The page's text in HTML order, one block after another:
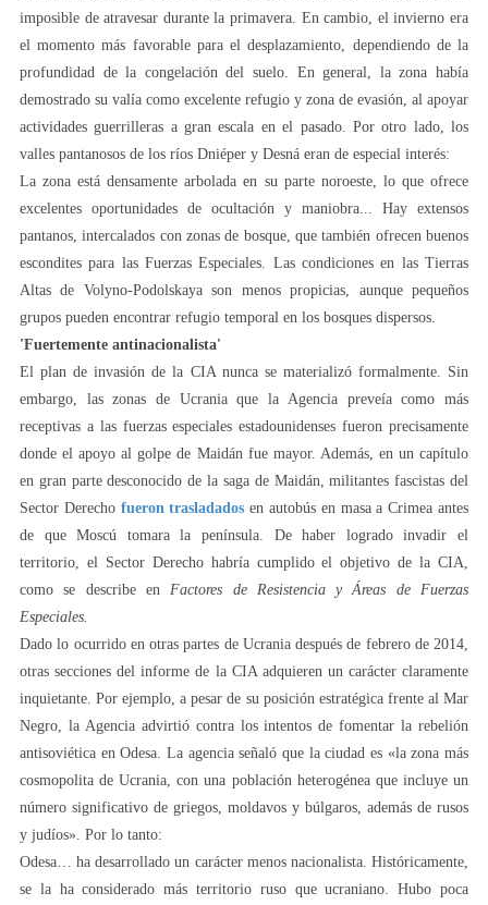
imposible de atravesar durante la primavera. En cambio, el invierno era
el momento más favorable para el desplazamiento, dependiendo de la
profundidad de la congelación del suelo. En general, la zona había
demostrado su valía como excelente refugio y zona de evasión, al apoyar
actividades guerrilleras a gran escala en el pasado. Por otro lado, los
valles pantanosos de los ríos Dniéper y Desná eran de especial interés:
La zona está densamente arbolada en su parte noroeste, lo que ofrece
excelentes oportunidades de ocultación y maniobra... Hay extensos
pantanos, intercalados con zonas de bosque, que también ofrecen buenos
escondites para las Fuerzas Especiales. Las condiciones en las Tierras
Altas de Volyno-Podolskaya son menos propicias, aunque pequeños
grupos pueden encontrar refugio temporal en los bosques dispersos.
'Fuertemente antinacionalista'
El plan de invasión de la CIA nunca se materializó formalmente. Sin
embargo, las zonas de Ucrania que la Agencia preveía como más
receptivas a las fuerzas especiales estadounidenses fueron precisamente
donde el apoyo al golpe de Maidán fue mayor. Además, en un capítulo
en gran parte desconocido de la saga de Maidán, militantes fascistas del
Sector Derecho fueron trasladados en autobús en masa a Crimea antes
de que Moscú tomara la península. De haber logrado invadir el
territorio, el Sector Derecho habría cumplido el objetivo de la CIA,
como se describe en Factores de Resistencia y Áreas de Fuerzas
Especiales.
Dado lo ocurrido en otras partes de Ucrania después de febrero de 2014,
otras secciones del informe de la CIA adquieren un carácter claramente
inquietante. Por ejemplo, a pesar de su posición estratégica frente al Mar
Negro, la Agencia advirtió contra los intentos de fomentar la rebelión
antisoviética en Odesa. La agencia señaló que la ciudad es «la zona más
cosmopolita de Ucrania, con una población heterogénea que incluye un
número significativo de griegos, moldavos y búlgaros, además de rusos
y judíos». Por lo tanto:
Odesa… ha desarrollado un carácter menos nacionalista. Históricamente,
se la ha considerado más territorio ruso que ucraniano. Hubo poca